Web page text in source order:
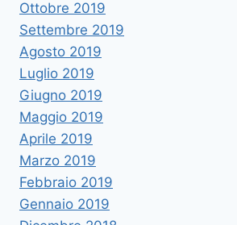
Ottobre 2019
Settembre 2019
Agosto 2019
Luglio 2019
Giugno 2019
Maggio 2019
Aprile 2019
Marzo 2019
Febbraio 2019
Gennaio 2019